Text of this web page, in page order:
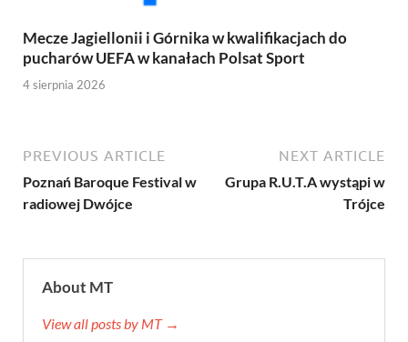
Mecze Jagiellonii i Górnika w kwalifikacjach do
pucharów UEFA w kanałach Polsat Sport
4 sierpnia 2026
PREVIOUS ARTICLE
Poznań Baroque Festival w
radiowej Dwójce
NEXT ARTICLE
Grupa R.U.T.A wystąpi w
Trójce
About MT
View all posts by MT →